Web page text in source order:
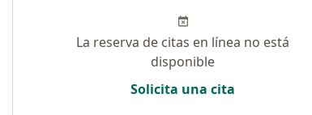
La reserva de citas en línea no está
disponible
Solicita una cita